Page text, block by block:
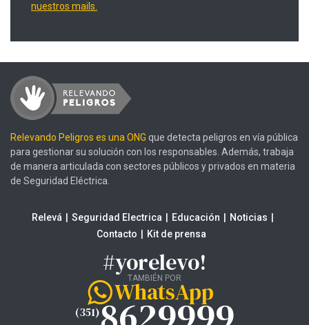
nuestros mails.
Relevando Peligros es una ONG que detecta peligros en vía pública
para gestionar su solución con los responsables. Además, trabaja
de manera articulada con sectores públicos y privados en materia
de Seguridad Eléctrica.
Relevá Seguridad Electrica Educación
Noticias
Contacto
Kit de prensa
#yorelevo!
TAMBIÉN POR
WhatsApp
(351)